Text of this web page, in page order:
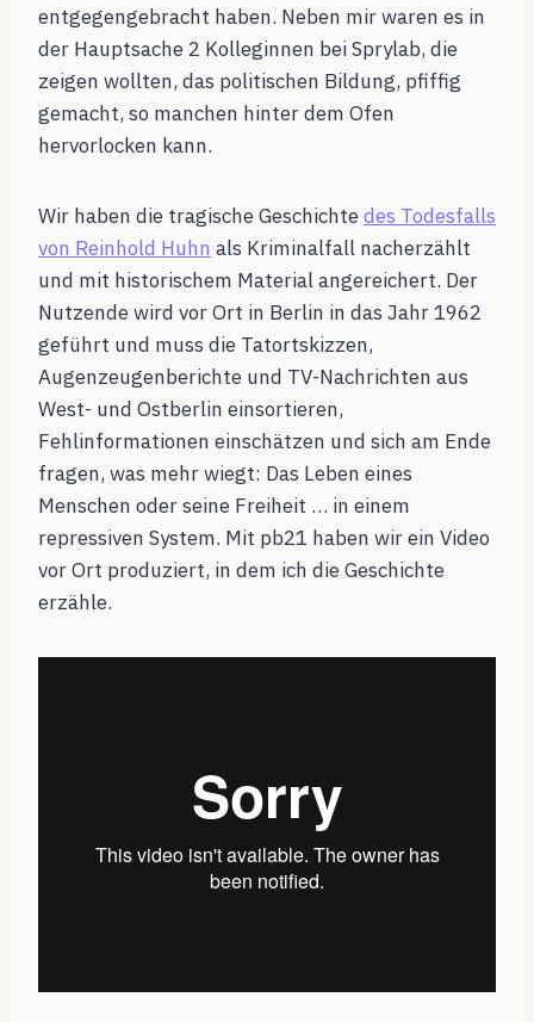
entgegengebracht haben. Neben mir waren es in
der Hauptsache 2 Kolleginnen bei Sprylab, die
zeigen wollten, das politischen Bildung, pfiffig
gemacht, so manchen hinter dem Ofen
hervorlocken kann.
Wir haben die tragische Geschichtedes Todesfalls
von Reinhold Huhn als Kriminalfall nacherzählt
und mit historischem Material angereichert. Der
Nutzende wird vor Ort in Berlin in das Jahr 1962
geführt und muss die Tatortskizzen,
Augenzeugenberichte und TV-Nachrichten aus
West- und Ostberlin einsortieren,
Fehlinformationen einschätzen und sich am Ende
fragen, was mehr wiegt: Das Leben eines
Menschen oder seine Freiheit … in einem
repressiven System. Mit pb21 haben wir ein Video
vor Ort produziert, in dem ich die Geschichte
erzähle.